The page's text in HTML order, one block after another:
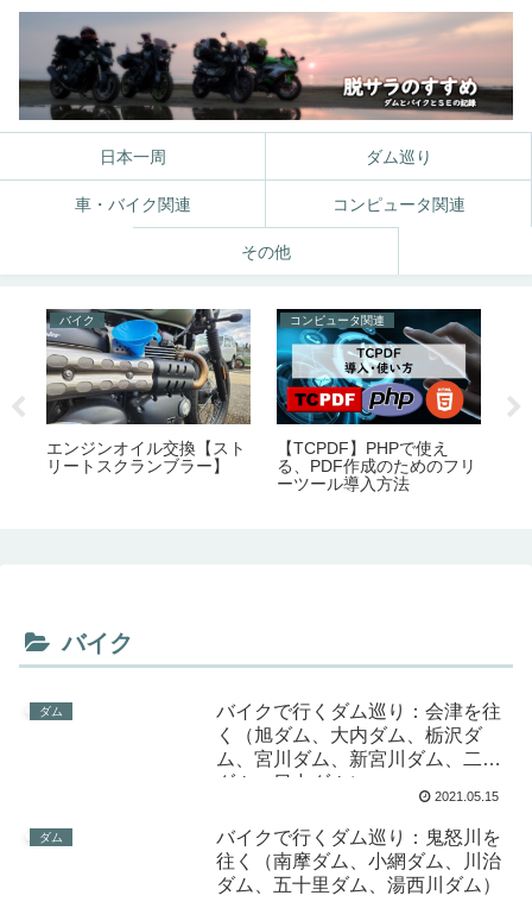
日本一周 ダム巡り
車・バイク関連 コンピュータ関連
その他
バイク
エンジンオイル交換【スト
リートスクランブラー】
コンピュータ関連
【TCPDF】PHPで使え
る、PDF作成のためのフリ
ーツール導入方法
バイク
ダム
バイクで行くダム巡り：会津を往
く（旭ダム、大内ダム、栃沢ダ
ム、宮川ダム、新宮川ダム、二岐
ダム、日中ダム）
2021.05.15
ダム
バイクで行くダム巡り：鬼怒川を
往く（南摩ダム、小網ダム、川治
ダム、五十里ダム、湯西川ダム）